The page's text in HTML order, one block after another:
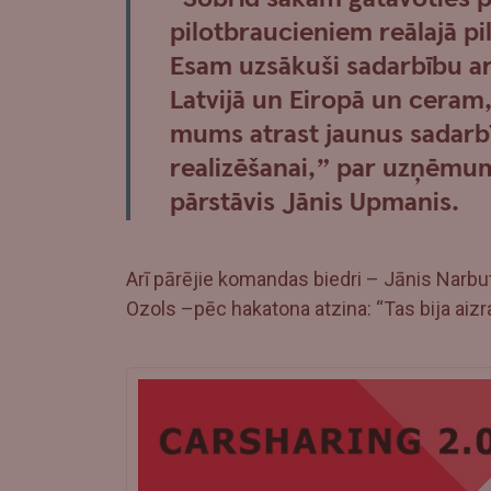
pilotbraucieniem reālajā
Esam uzsākuši sadarbību
Latvijā un Eiropā un
mums atrast jaunus
realizēšanai,” par
pārstāvis Jānis Upmanis.
Arī pārējie komandas biedri – Jānis
Ozols –pēc hakatona atzina: “Tas bija